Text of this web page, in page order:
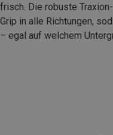
frisch. Die robuste
Grip in alle Richtungen,
– egal auf welchem